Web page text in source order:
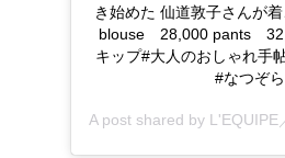
き始めた 仙道敦子さんが着
blouse 28,000 pants
キップ#大人のおしゃれ手
#なつぞら
A post shared by L'EQUIPE